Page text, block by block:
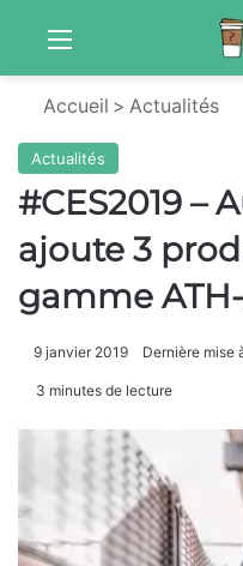
Accueil > Actualités
Actualités
#CES2019 –
ajoute 3
gamme
9 janvier 2019 Dernière mise
3 minutes de lecture